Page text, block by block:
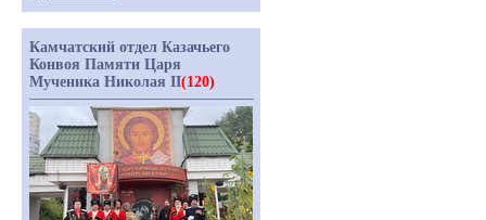
Камчатский отдел Казачьего
Конвоя Памяти Царя
Мученика Николая II(120)